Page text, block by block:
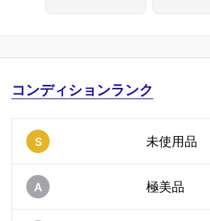
コンディションランク
S 未使用品
A 極美品